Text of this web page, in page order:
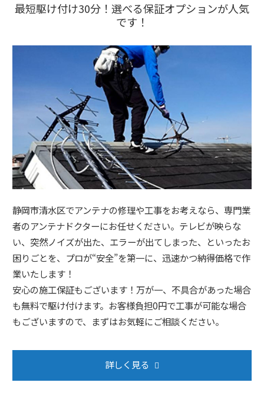
最短駆け付け30分！選べる保証オプションが人気
です！
静岡市清水区でアンテナの修理や工事をお考えなら、専門業
者のアンテナドクターにお任せください。テレビが映らな
い、突然ノイズが出た、エラーが出てしまった、といったお
困りごとを、プロが“安全”を第一に、迅速かつ納得価格で作
業いたします！
安心の施工保証もございます！万が一、不具合があった場合
も無料で駆け付けます。お客様負担0円で工事が可能な場合
もございますので、まずはお気軽にご相談ください。
詳しく見る